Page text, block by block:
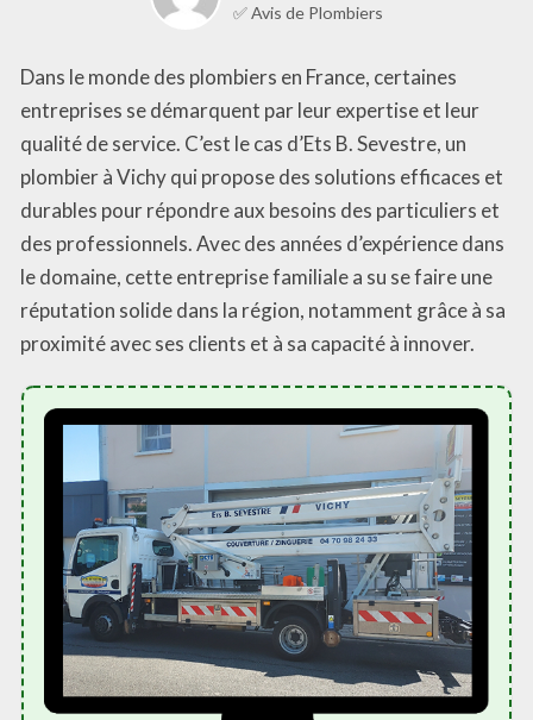
✅ Avis de Plombiers
Dans le monde des plombiers en France, certaines
entreprises se démarquent par leur expertise et leur
qualité de service. C’est le cas d’Ets B. Sevestre, un
plombier à Vichy qui propose des solutions efficaces et
durables pour répondre aux besoins des particuliers et
des professionnels. Avec des années d’expérience dans
le domaine, cette entreprise familiale a su se faire une
réputation solide dans la région, notamment grâce à sa
proximité avec ses clients et à sa capacité à innover.